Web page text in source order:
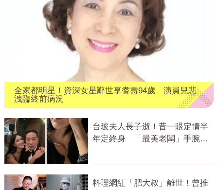
全家都明星！資深女星辭世享耆壽94歲 演員兒悲
洩臨終前病況
台玻夫人長子逝！昔一眼定情半
年定終身 「最美老闆」手腕刺
料理網紅「肥大叔」離世！曾推